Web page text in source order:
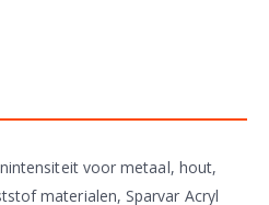
voor metaal, hout,
materialen, Sparvar Acryl